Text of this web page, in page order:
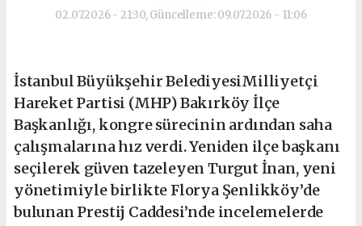
02.07.2026 - 21:30, Güncelleme: 09.07.2026 - 11:06
İstanbul Büyükşehir BelediyesiMilliyetçi
Hareket Partisi (MHP) Bakırköy İlçe
Başkanlığı, kongre sürecinin ardından saha
çalışmalarına hız verdi. Yeniden ilçe başkanı
seçilerek güven tazeleyen Turgut İnan, yeni
yönetimiyle birlikte Florya Şenlikköy’de
bulunan Prestij Caddesi’nde incelemelerde